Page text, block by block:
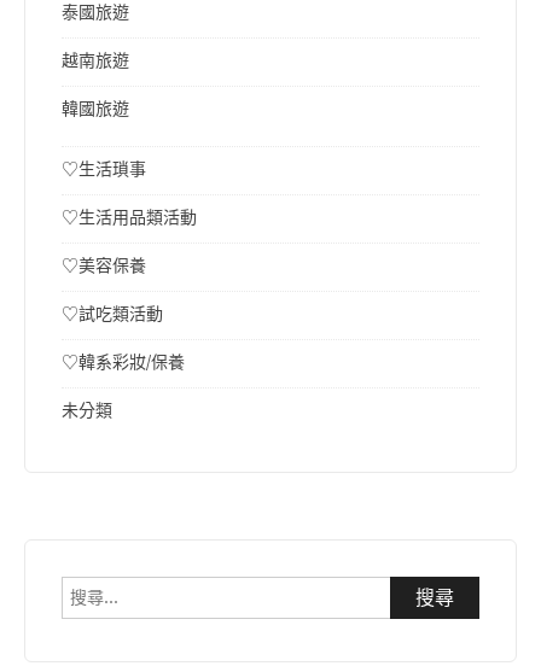
泰國旅遊
越南旅遊
韓國旅遊
♡生活瑣事
♡生活用品類活動
♡美容保養
♡試吃類活動
♡韓系彩妝/保養
未分類
搜
尋